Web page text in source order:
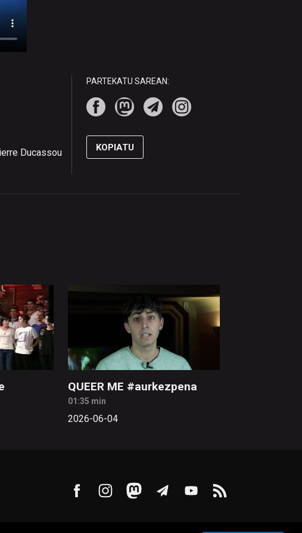
Ducassou
PARTEKATU SAREAN:
KOPIATU
QUEER ME #aurkezpena
01:35 min
2026-06-04